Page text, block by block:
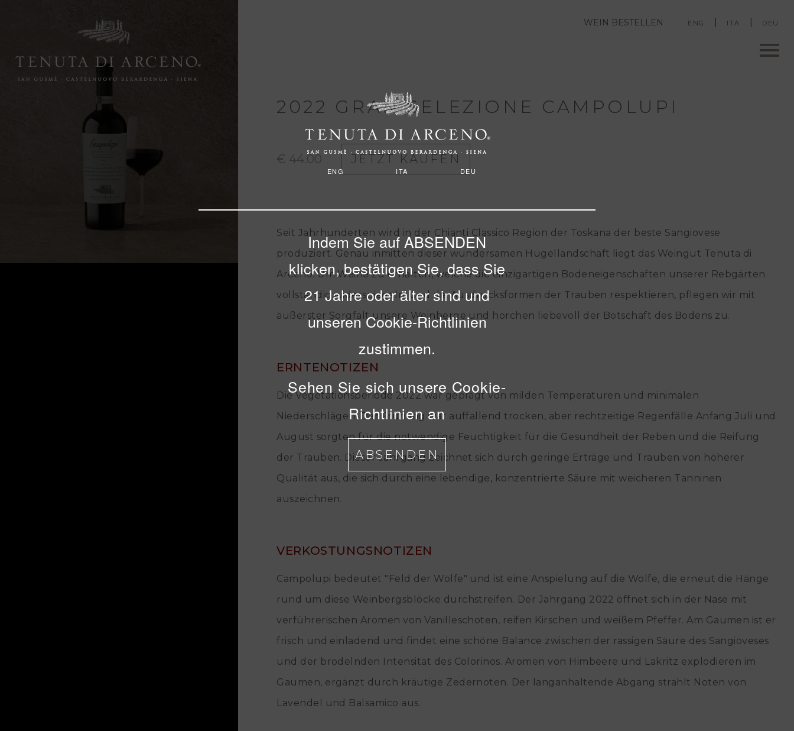
ENG ITA DEU
Indem Sie auf ABSENDEN
klicken, bestätigen Sie, dass Sie
21 Jahre oder älter sind und
unseren Cookie-Richtlinien
zustimmen.
Sehen Sie sich unsere Cookie-
Richtlinien an
ABSENDEN
WEIN BESTELLEN ENG ITA DEU
2022 GRAN SELEZIONE CAMPOLUPI
€ 44.00 JETZT KAUFEN
Seit Jahrhunderten wird in der Chianti Classico Region der Toskana der beste Sangiovese
produziert. Genau inmitten dieser wundersamen Hügellandschaft liegt das Weingut Tenuta di
Arceno. Um Weine zu erhalten, welche die einzigartigen Bodeneigenschaften unserer Rebgärten
vollständig widerspiegeln, und die Ausdrucksformen der Trauben respektieren, pflegen wir mit
äußerster Sorgfalt unsere Weinberge und horchen liebevoll der Botschaft des Bodens zu.
ERNTENOTIZEN
Die Vegetationsperiode 2022 war geprägt von milden Temperaturen und minimalen
Niederschlägen. Der Frühling war auffallend trocken, aber rechtzeitige Regenfälle Anfang Juli und
August sorgten für die notwendige Feuchtigkeit für die Gesundheit der Reben und die Reifung
der Trauben. Dieser Jahrgang zeichnet sich durch geringe Erträge und Trauben von höherer
Qualität aus, die sich durch eine lebendige, konzentrierte Säure mit weicheren Tanninen
auszeichnen.
VERKOSTUNGSNOTIZEN
Campolupi bedeutet "Feld der Wölfe" und ist eine Anspielung auf die Wölfe, die erneut die Hänge
rund um diese Weinbergsblöcke durchstreifen. Der Jahrgang 2022 öffnet sich in der Nase mit
verführerischen Aromen von Vanilleschoten, reifen Kirschen und weißem Pfeffer. Am Gaumen ist er
frisch und einladend und findet eine schöne Balance zwischen der rassigen Säure des Sangioveses
und der brodelnden Intensität des Colorinos. Aromen von Himbeere und Lakritz explodieren im
Gaumen, ergänzt durch kräutige Zedernoten. Der langanhaltende Abgang strahlt Noten von
Lavendel und Balsamico aus.